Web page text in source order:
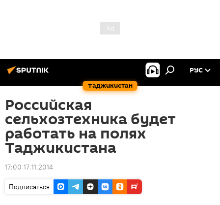
Таджикистан
РУС
Российская
сельхозтехника будет
работать на полях
Таджикистана
17:00 17.11.2014
Подписаться